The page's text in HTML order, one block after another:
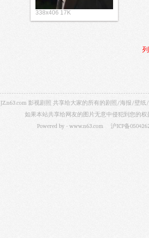
338x406 17K
JZ.n63.com 影视剧照 共享给大家的所有的剧照/海报/壁
如果本站共享给网友的图片无意中侵犯到您的
Powered by - www.n63.com 沪ICP备